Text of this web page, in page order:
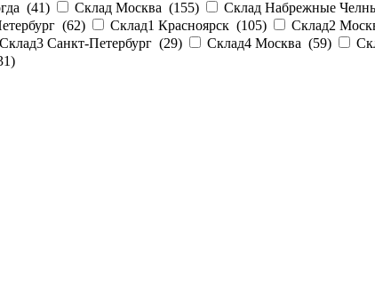
(41) Склад Москва (155) Склад Набрежные
(62) Склад1 Красноярск (105) Склад2
Склад3 Санкт-Петербург (29) Склад4 Москва (59)
)